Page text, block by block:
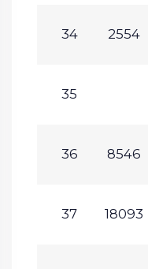
34 2554
35
36 8546
37 18093